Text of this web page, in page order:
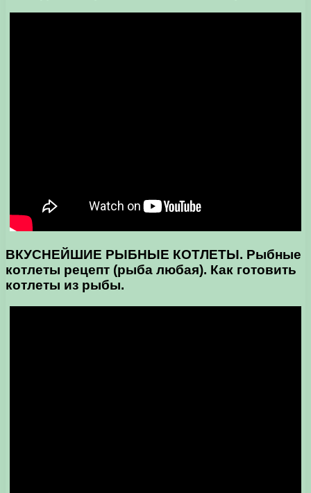
ВКУСНЕЙШИЕ РЫБНЫЕ КОТЛЕТЫ. Рыбные
котлеты рецепт (рыба любая). Как готовить
котлеты из рыбы.